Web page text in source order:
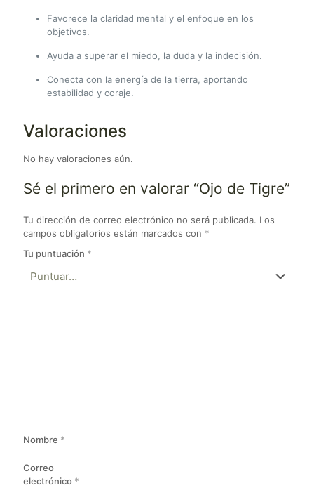
Favorece la claridad mental y el enfoque en los
objetivos.
Ayuda a superar el miedo, la duda y la indecisión.
Conecta con la energía de la tierra, aportando
estabilidad y coraje.
Valoraciones
No hay valoraciones aún.
Sé el primero en valorar “Ojo de Tigre”
Tu dirección de correo electrónico no será publicada. Los
campos obligatorios están marcados con *
Tu puntuación *
Nombre *
Correo
electrónico *